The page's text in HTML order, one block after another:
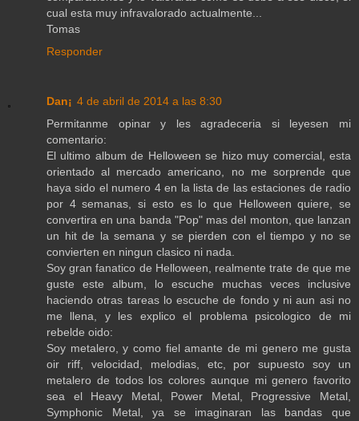
cual esta muy infravalorado actualmente...
Tomas
Responder
Dan¡ 4 de abril de 2014 a las 8:30
Permitanme opinar y les agradeceria si leyesen mi
comentario:
El ultimo album de Helloween se hizo muy comercial, esta
orientado al mercado americano, no me sorprende que
haya sido el numero 4 en la lista de las estaciones de radio
por 4 semanas, si esto es lo que Helloween quiere, se
convertira en una banda "Pop" mas del monton, que lanzan
un hit de la semana y se pierden con el tiempo y no se
convierten en ningun clasico ni nada.
Soy gran fanatico de Helloween, realmente trate de que me
guste este album, lo escuche muchas veces inclusive
haciendo otras tareas lo escuche de fondo y ni aun asi no
me llena, y les explico el problema psicologico de mi
rebelde oido:
Soy metalero, y como fiel amante de mi genero me gusta
oir riff, velocidad, melodias, etc, por supuesto soy un
metalero de todos los colores aunque mi genero favorito
sea el Heavy Metal, Power Metal, Progressive Metal,
Symphonic Metal, ya se imaginaran las bandas que